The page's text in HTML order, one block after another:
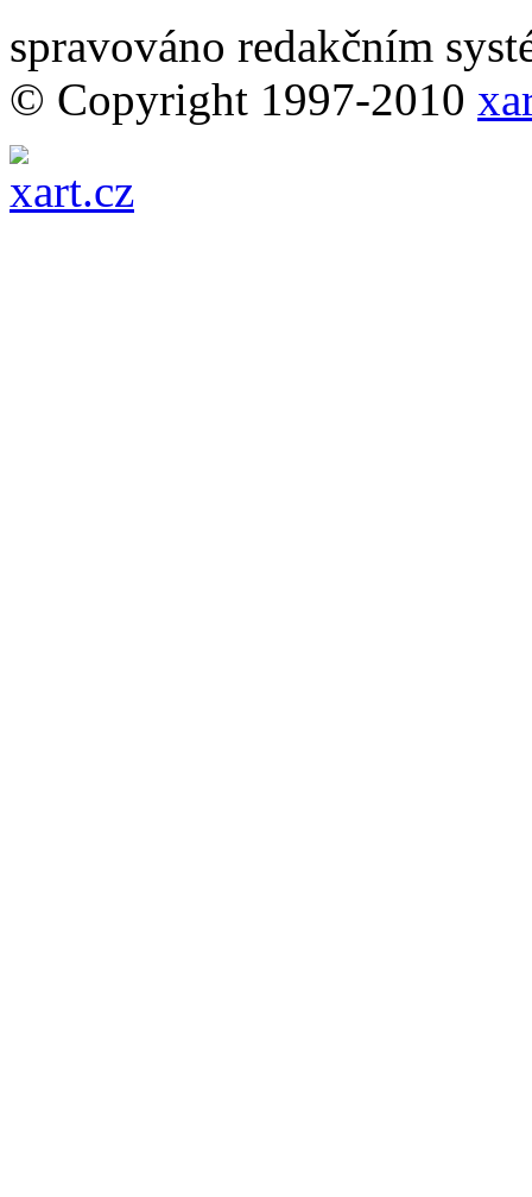
spravováno redakčním
© Copyright 1997-2010